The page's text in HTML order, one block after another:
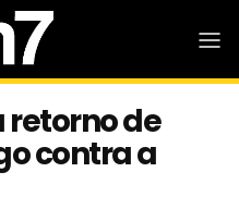
de
contra a